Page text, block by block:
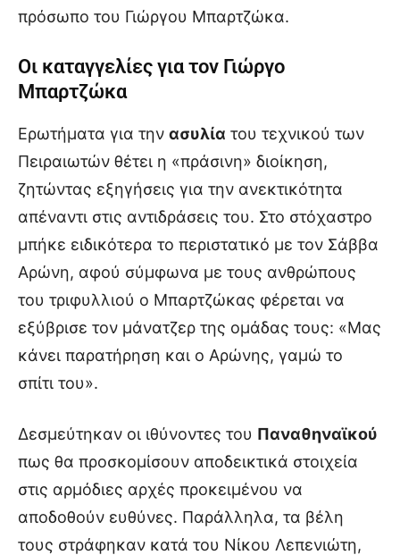
πρόσωπο του Γιώργου Μπαρτζώκα.
Οι καταγγελίες για τον Γιώργο
Μπαρτζώκα
Ερωτήματα για την ασυλία του τεχνικού των
Πειραιωτών θέτει η «πράσινη» διοίκηση,
ζητώντας εξηγήσεις για την ανεκτικότητα
απέναντι στις αντιδράσεις του. Στο στόχαστρο
μπήκε ειδικότερα το περιστατικό με τον Σάββα
Αρώνη, αφού σύμφωνα με τους ανθρώπους
του τριφυλλιού ο Μπαρτζώκας φέρεται να
εξύβρισε τον μάνατζερ της ομάδας τους: «Μας
κάνει παρατήρηση και ο Αρώνης, γαμώ το
σπίτι του».
Δεσμεύτηκαν οι ιθύνοντες του Παναθηναϊκού
πως θα προσκομίσουν αποδεικτικά στοιχεία
στις αρμόδιες αρχές προκειμένου να
αποδοθούν ευθύνες. Παράλληλα, τα βέλη
τους στράφηκαν κατά του Νίκου Λεπενιώτη,